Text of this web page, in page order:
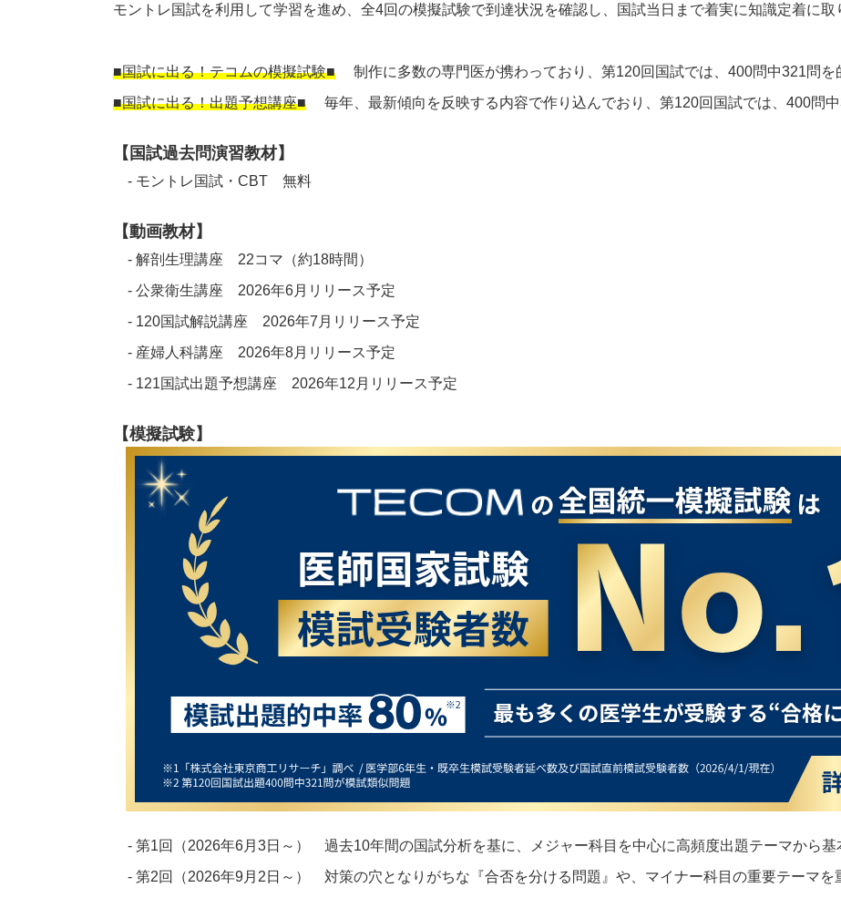
モントレ国試を利用して学習を進め、全4回の模擬試験で到達状況を確認し、国試当日まで着実に知識定着に取
■国試に出る！テコムの模擬試験■ 制作に多数の専門医が携わっており、第120回国試では、400問中321問を
■国試に出る！出題予想講座■ 毎年、最新傾向を反映する内容で作り込んでおり、第120回国試では、400問中
【国試過去問演習教材】
- モントレ国試・CBT 無料
【動画教材】
- 解剖生理講座 22コマ（約18時間）
- 公衆衛生講座 2026年6月リリース予定
- 120国試解説講座 2026年7月リリース予定
- 産婦人科講座 2026年8月リリース予定
- 121国試出題予想講座 2026年12月リリース予定
【模擬試験】
- 第1回（2026年6月3日～） 過去10年間の国試分析を基に、メジャー科目を中心に高頻度出題テーマから基
- 第2回（2026年9月2日～） 対策の穴となりがちな『合否を分ける問題』や、マイナー科目の重要テーマを